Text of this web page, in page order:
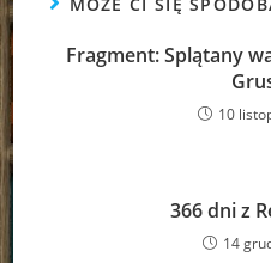
Fragment: Splątany
10
366 dni z
14